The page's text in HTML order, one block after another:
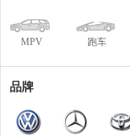
MPV 跑车
品牌